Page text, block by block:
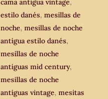
cama antigua vintage,
estilo danés,mesillas de
noche,mesillas de noche
antigua estilo danés,
mesillas de noche
antiguas mid century,
mesillas de noche
antiguas vintage,mesitas